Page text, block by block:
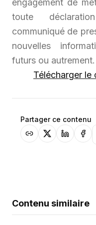
engagement de
toute
communiqué de
nouvelles
futurs ou autrement.
Télécharger le
Partager ce contenu
Contenu similaire